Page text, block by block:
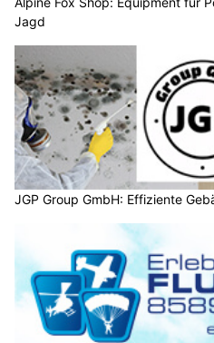
Jagd
JGP Group GmbH: Effiziente